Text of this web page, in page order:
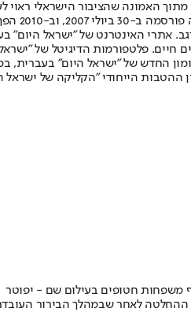
האמונה שהציבור הישראלי ראוי
חיים. פלטפורמות הדיגיטל של
החדש של "ישראל היום"
ההטבות הייחודי "הקליקה של
משפחות חטופים בעילום שם - יפוטר